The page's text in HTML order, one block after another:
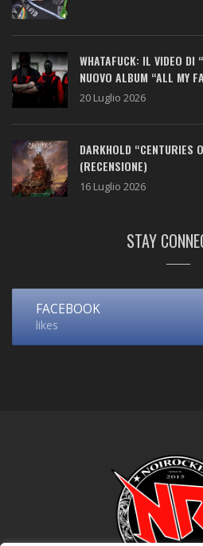
WHATAFUCK: IL VIDEO DI
NUOVO ALBUM “ALL MY
20 Luglio 2026
DARKHOLD “CENTURIES
(RECENSIONE)
16 Luglio 2026
STAY
FACEBOOK
likes